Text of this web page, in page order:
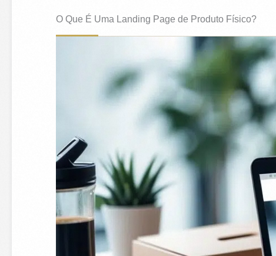
O Que É Uma Landing Page de Produto Físico?